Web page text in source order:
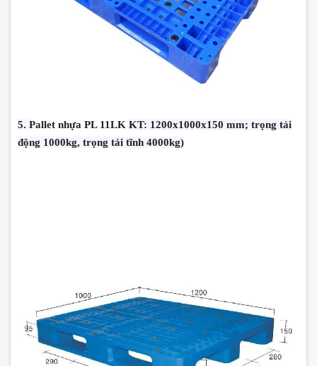
5. Pallet nhựa PL 11LK KT: 1200x1000x150 mm; trọng tải
động 1000kg, trọng tải tĩnh 4000kg)